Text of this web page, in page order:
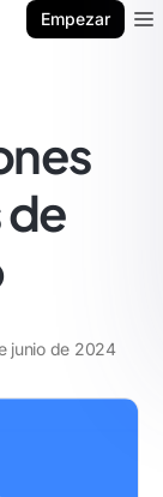
Empezar
de
junio de 2024